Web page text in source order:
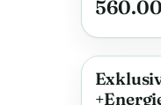
Anzeige